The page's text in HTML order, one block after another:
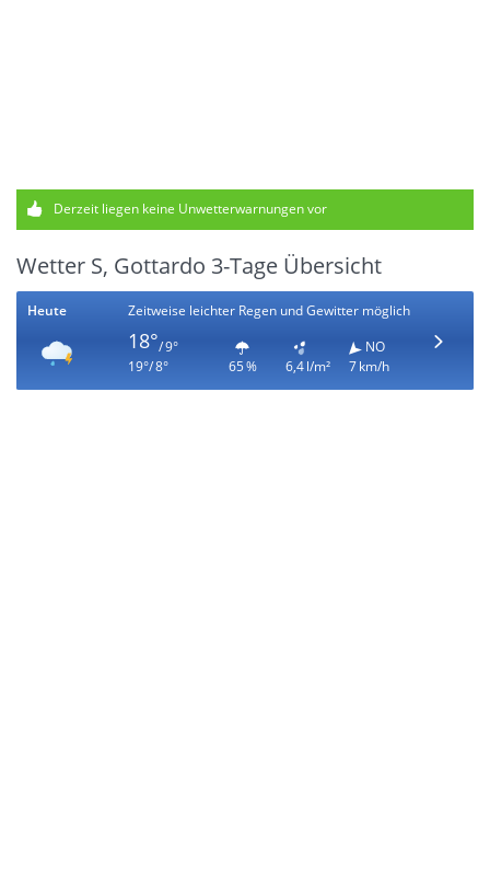
Derzeit liegen keine Unwetterwarnungen vor
Wetter S, Gottardo 3-Tage Übersicht
Heute Zeitweise leichter Regen und Gewitter möglich
18°/ 9°
19°/ 8°
65 % 6,4 l/m²
NO
7 km/h